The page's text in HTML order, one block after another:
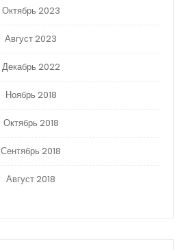
Октябрь 2023
Август 2023
Декабрь 2022
Ноябрь 2018
Октябрь 2018
Сентябрь 2018
Август 2018